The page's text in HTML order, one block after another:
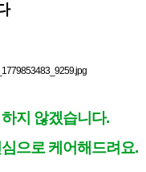
지 않겠습니다.
으로 케어해드려요.